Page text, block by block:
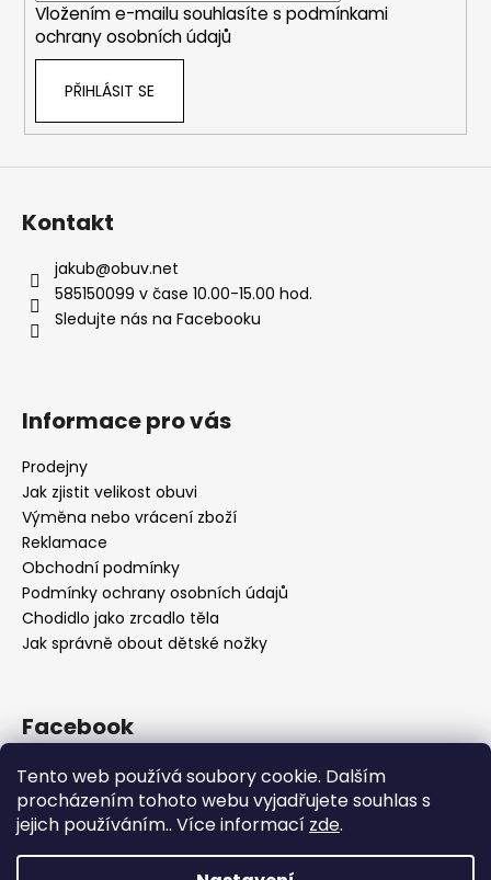
Tento web používá soubory cookie. Dalším
procházením tohoto webu vyjadřujete souhlas s
jejich používáním.. Více informací zde.
Vložením e-mailu souhlasíte s podmínkami
ochrany osobních údajů
PŘIHLÁSIT SE
Kontakt
jakub@obuv.net
585150099 v čase 10.00-15.00 hod.
Sledujte nás na Facebooku
Informace pro vás
Prodejny
Jak zjistit velikost obuvi
Výměna nebo vrácení zboží
Reklamace
Obchodní podmínky
Podmínky ochrany osobních údajů
Chodidlo jako zrcadlo těla
Jak správně obout dětské nožky
Facebook